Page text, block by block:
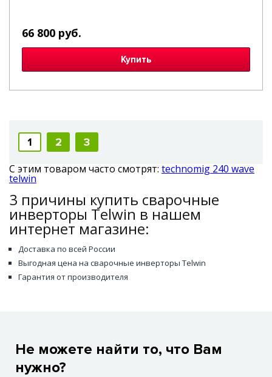
66 800 руб.
Купить
1 2
3
С этим товаром часто смотрят: technomig 240 wave
telwin
3 причины купить сварочные
инверторы Telwin в нашем
интернет магазине:
Доставка по всей России
Выгодная цена на сварочные инверторы Telwin
Гарантия от производителя
Не можете найти то, что Вам
нужно?